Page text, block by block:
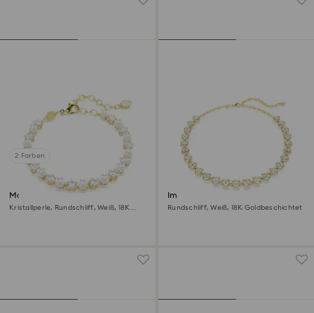
2 Farben
Matrix Tennis Armband
Kristallperle, Rundschliff, Weiß, 18K
Imber Tennis Halskette
Rundschliff, Weiß, 18K Goldbeschichtet